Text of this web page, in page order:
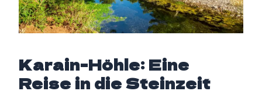
Karain-Höhle: Eine
Reise in die Steinzeit